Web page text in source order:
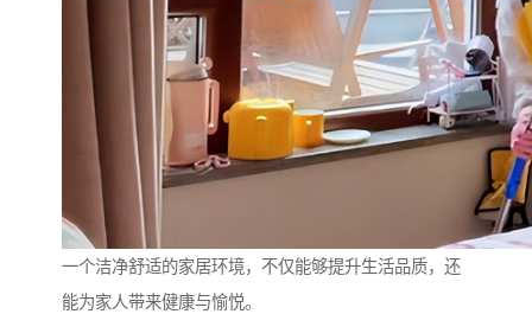
一个洁净舒适的家居环境，不仅能够提升生活品质，还
能为家人带来健康与愉悦。